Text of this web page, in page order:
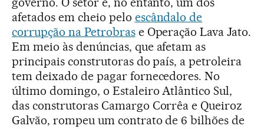
afetados em cheio pelo escândalo de
corrupção na Petrobrase Operação Lava Jato.
Em meio às denúncias, que afetam as
principais construtoras do país, a petroleira
tem deixado de pagar fornecedores. No
último domingo, o Estaleiro Atlântico Sul,
das construtoras Camargo Corrêa e Queiroz
Galvão, rompeu um contrato de 6 bilhões de